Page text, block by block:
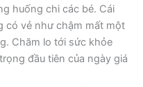
huống chi các bé. Cái
có vẻ như chậm mất một
Chăm lo tới sức khỏe
đầu tiên của ngày giá